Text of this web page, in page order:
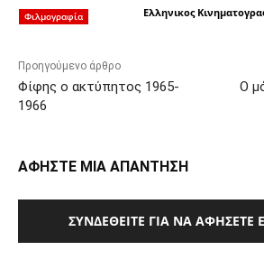
Φιλμογραφία Ελληνικος
Προηγούμενο άρθρο
Φίφης ο ακτύπητος 1965-
1966
Ο
ΑΦΗΣΤΕ ΜΙΑ ΑΠΑΝΤΗΣΗ
ΣΥΝΔΕΘΕΊΤΕ ΓΙΑ ΝΑ ΑΦΉΣΕΤΕ